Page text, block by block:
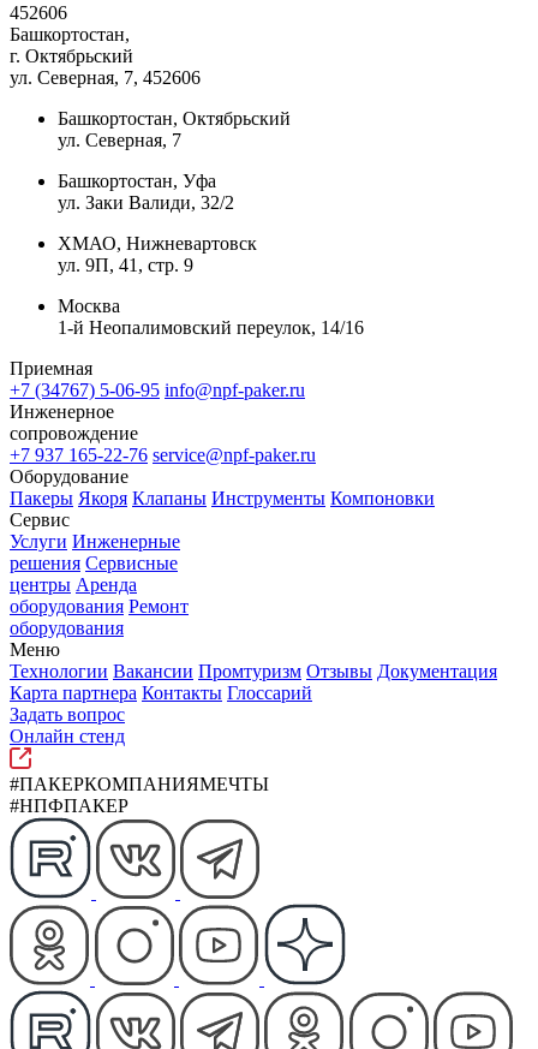
452606
Башкортостан,
г. Октябрьский
ул. Северная, 7, 452606
Башкортостан, Октябрьский
ул. Северная, 7
Башкортостан, Уфа
ул. Заки Валиди, 32/2
ХМАО, Нижневартовск
ул. 9П, 41, стр. 9
Москва
1-й Неопалимовский переулок, 14/16
Приемная
+7 (34767) 5-06-95 info@npf-paker.ru
Инженерное
сопровождение
+7 937 165-22-76 service@npf-paker.ru
Оборудование
Пакеры Якоря Клапаны Инструменты Компоновки
Сервис
Услуги Инженерные
решения Сервисные
центры Аренда
оборудования Ремонт
оборудования
Меню
Технологии Вакансии Промтуризм Отзывы Документация
Карта партнера Контакты Глоссарий
Задать вопрос
Онлайн стенд
#ПАКЕРКОМПАНИЯМЕЧТЫ
#НПФПАКЕР